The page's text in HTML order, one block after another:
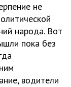
не
народа. Вот
пока без
водители